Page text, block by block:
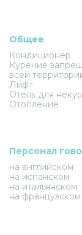
Общее
Кондиционер
Курение
всей
Лифт
Отель для
Отопление
Персонал
на английском
на испанском
на итальянском
на французском